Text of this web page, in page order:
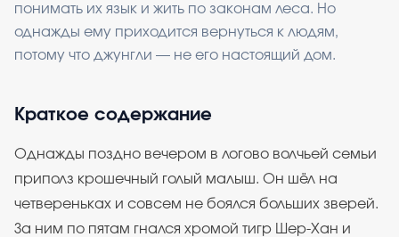
понимать их язык и жить по законам леса. Но
однажды ему приходится вернуться к людям,
потому что джунгли — не его настоящий дом.
Краткое содержание
Однажды поздно вечером в логово волчьей семьи
приполз крошечный голый малыш. Он шёл на
четвереньках и совсем не боялся больших зверей.
За ним по пятам гнался хромой тигр Шер-Хан и